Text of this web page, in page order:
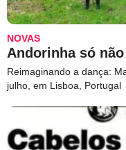
NOVAS
Andorinha só
Reimaginando a dança:
julho, em Lisboa, Portugal